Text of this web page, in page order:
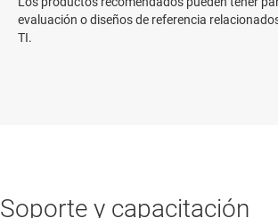
evaluación o diseños de referencia
TI.
Soporte y capacitación